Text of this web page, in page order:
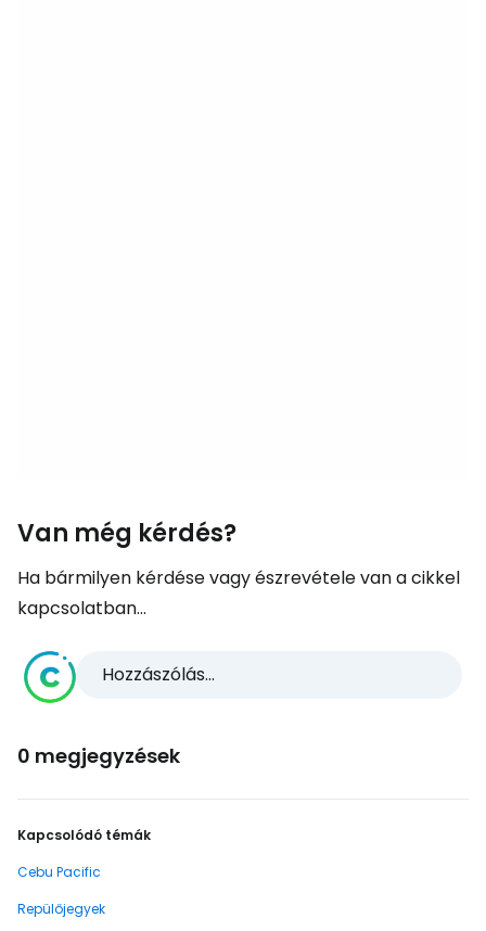
Van még kérdés?
Ha bármilyen kérdése vagy észrevétele van a cikkel
kapcsolatban...
Hozzászólás...
0 megjegyzések
Kapcsolódó témák
Cebu Pacific
Repülőjegyek